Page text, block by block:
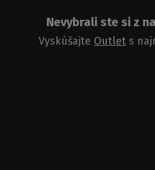
Nevybrali ste si z
Vyskúšajte Outlet s